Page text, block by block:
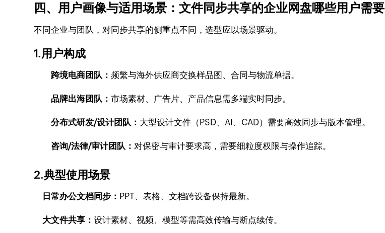
四、用户画像与适用场景：文件同步共享的企业网盘哪些用户需要
不同企业与团队，对同步共享的侧重点不同，选型应以场景驱动。
1.用户构成
跨境电商团队：频繁与海外供应商交换样品图、合同与物流单据。
品牌出海团队：市场素材、广告片、产品信息需多端实时同步。
分布式研发/设计团队： 大型设计文件（PSD、AI、CAD）需要高效同步与版本管理。
咨询/法律/审计团队：对保密与审计要求高，需要细粒度权限与操作追踪。
2.典型使用场景
日常办公文档同步： PPT、表格、文档跨设备保持最新。
大文件共享：设计素材、视频、模型等需高效传输与断点续传。